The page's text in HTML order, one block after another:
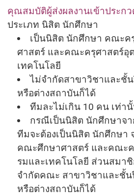
คุณสมบัติผู้ส่งผลงานเข้าประกว
ประเภท นิสิต นักศึกษา
เป็นนิสิต นักศึกษา คณะค
ศาสตร์ และคณะครุศาสตร์อุ
เทคโนโลยี
ไม่จำกัดสาขาวิชาและชั้
หรือต่างสถาบันก็ได้
ทีมละไม่เกิน 10 คน เท่า
กรณีเป็นนิสิต นักศึกษาจ
ทีมจะต้องเป็นนิสิต นักศึกษา
คณะศึกษาศาสตร์ และคณะ
รมและเทคโนโลยี ส่วนสมา
จำกัดคณะ สาขาวิชาและชั้น
หรือต่างสถาบันก็ได้